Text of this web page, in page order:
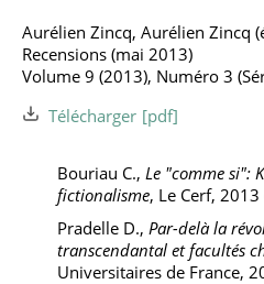
Aurélien Zincq, Aurélien Zincq
Recensions (mai 2013)
Volume 9 (2013), Numéro 3
Télécharger
Bouriau C., Le "comme si":
fictionalisme, Le Cerf,
Pradelle D., Par-delà la
transcendantal et facultés
Universitaires de France,